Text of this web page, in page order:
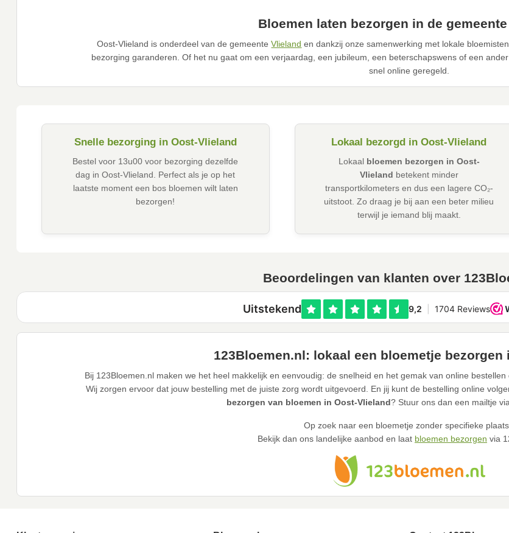
Bloemen laten bezorgen in de
Oost-Vlieland is onderdeel van de gemeenteVlieland en dankzij onze samenwerking met lokale
bezorging garanderen. Of het nu gaat om een verjaardag, een jubileum, een beterschapswens of een
snel online geregeld.
Snelle bezorging in Oost-Vlieland
Bestel voor 13u00 voor bezorging dezelfde
dag in Oost-Vlieland. Perfect als je op het
laatste moment een bos bloemen wilt laten
bezorgen!
Lokaal bezorgd in Oost-Vlieland
Lokaal bloemen bezorgen in Oost-
Vlieland betekent minder
transportkilometers en dus een lagere CO₂-
uitstoot. Zo draag je bij aan een beter milieu
terwijl je iemand blij maakt.
Beoordelingen van klanten over
123Bloemen.nl: lokaal een bloemetje bezorgen
Bij 123Bloemen.nl maken we het heel makkelijk en eenvoudig: de snelheid en het gemak van online
Wij zorgen ervoor dat jouw bestelling met de juiste zorg wordt uitgevoerd. En jij kunt de bestelling online
bezorgen van bloemen in Oost-Vlieland? Stuur ons dan een mailtje
Op zoek naar een bloemetje zonder specifieke
Bekijk dan ons landelijke aanbod en laat bloemen bezorgen via